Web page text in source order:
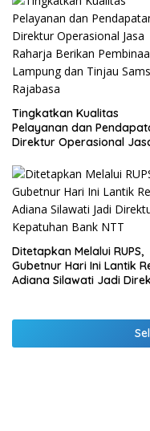
Tingkatkan Kualitas
Pelayanan dan
Direktur Operasional Jasa
di Lampung dan Tinjau
Samsat Rajabasa
Ditetapkan Melalui RUPS,
Gubetnur Hari Ini Lantik
Adiana Silawati Jadi